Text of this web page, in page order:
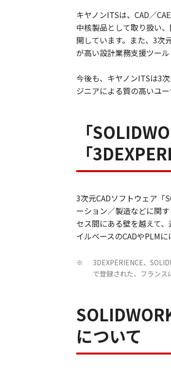
キヤノンITSは、CAD／
中核製品として取り扱い
開しています。また、3次
が高い設計業務支援ツー
今後も、キヤノンITSは3
ジニアによる質の高いユ
「
「
3次元CADソフトウェア「
ーション／製造などに関
セス間にある壁を越えて
イルベースのCADやPLM
※
3DEXPERIENCE、
で登録された、フランス
について